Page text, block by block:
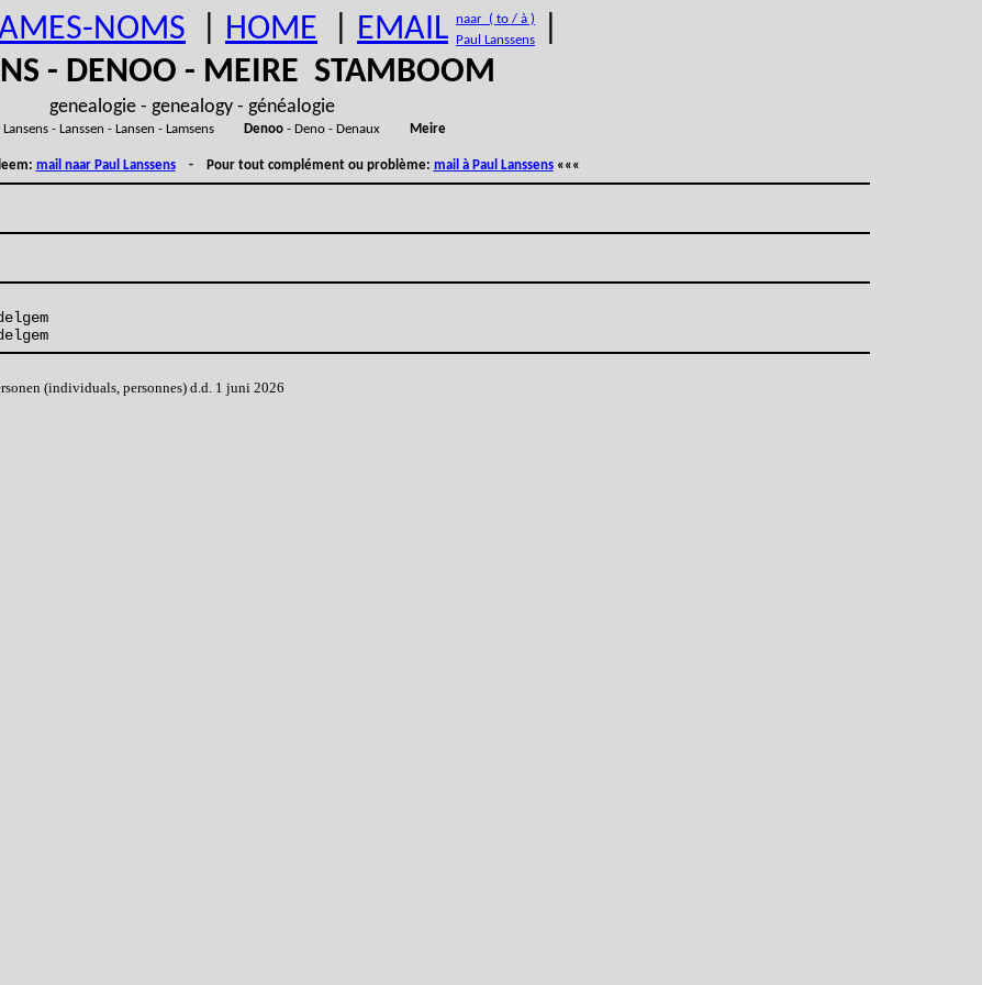
NOMS HOME EMAIL naar ( to / à )
Paul Lanssens
- DENOO - MEIRE STAMBOOM
genealogie - genealogy - généalogie
- Lanssen - Lansen - Lamsens Denoo- Deno - Denaux Meire
mail naar Paul Lanssens- Pour tout complément ou problème: mail à Paul Lanssens«««
(individuals, personnes) d.d. 1 juni 2026